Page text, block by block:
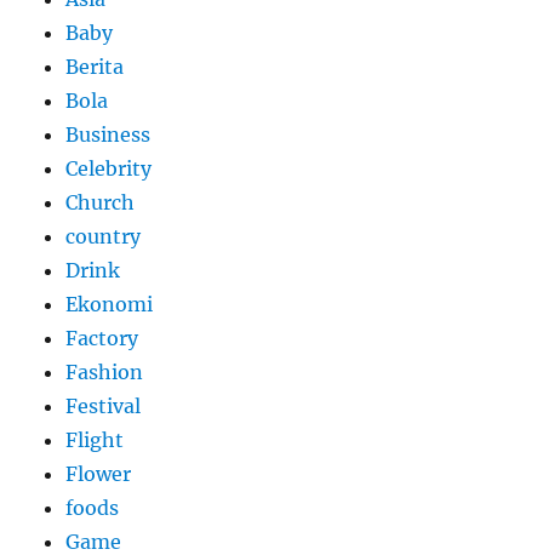
Baby
Berita
Bola
Business
Celebrity
Church
country
Drink
Ekonomi
Factory
Fashion
Festival
Flight
Flower
foods
Game